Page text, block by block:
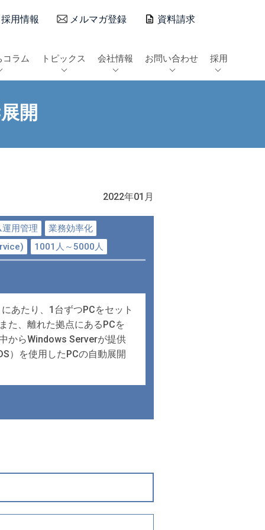
採用情報 メルマガ登録 資料請求
コラム トピックス 会社情報 お問い合わせ 採用
開
2022年01月
用管理
業務効率化
1001人～5000人
あたり、1台ずつPCをセット
た、離れた拠点にあるPCを
からWindows Serverが提供
）を使用したPCの自動展開